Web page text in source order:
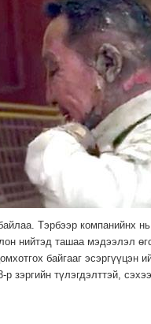
Тэрбээр компанийнх
нийтэд ташаа мэдээлэл
байгааг эсэргүүцэн
зэргийн түлэгдэлттэй,